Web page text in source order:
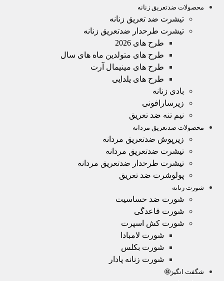
محصولات ضدتعریق زنانه
تیشرت ضد تعریق زنانه
تیشرت طرحدار ضدتعریق زنانه
طرح های 2026
طرح های متولدین ماه های سال
طرح های مینیمال آرت
طرح های یلدایی
بادی زنانه
زیرسارافونی
نیم تنه ضد تعریق
محصولات ضدتعریق مردانه
زیرپوش ضدتعریق مردانه
تیشرت ضدتعریق مردانه
تیشرت طرحدار ضدتعریق مردانه
پولوشرت ضد تعریق
شورت زنانه
شورت ضد حساسیت
شورت قاعدگی
شورت کش اسپرت
شورت لامبادا
شورت بکلس
شورت زنانه پادار
شگفت انگیز🤩